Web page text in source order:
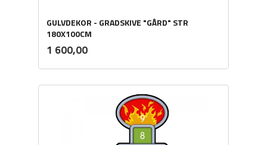
GULVDEKOR - GRADSKIVE "GÅRD" STR
180X100CM
Pris
1 600,00mva.